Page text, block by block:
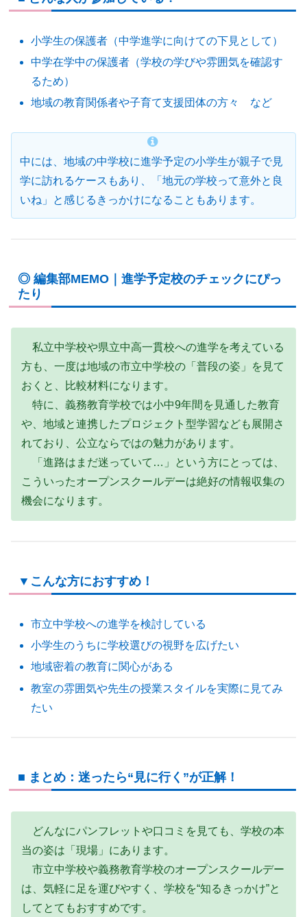
小学生の保護者（中学進学に向けての下見として）
中学在学中の保護者（学校の学びや雰囲気を確認す
るため）
地域の教育関係者や子育て支援団体の方々 など
中には、地域の中学校に進学予定の小学生が親子で見
学に訪れるケースもあり、「地元の学校って意外と良
いね」と感じるきっかけになることもあります。
◎ 編集部MEMO｜進学予定校のチェックにぴっ
たり
私立中学校や県立中高一貫校への進学を考えている
方も、一度は地域の市立中学校の「普段の姿」を見て
おくと、比較材料になります。
特に、義務教育学校では小中9年間を見通した教育
や、地域と連携したプロジェクト型学習なども展開さ
れており、公立ならではの魅力があります。
「進路はまだ迷っていて…」という方にとっては、
こういったオープンスクールデーは絶好の情報収集の
機会になります。
▼こんな方におすすめ！
市立中学校への進学を検討している
小学生のうちに学校選びの視野を広げたい
地域密着の教育に関心がある
教室の雰囲気や先生の授業スタイルを実際に見てみ
たい
■ まとめ：迷ったら“見に行く”が正解！
どんなにパンフレットや口コミを見ても、学校の本
当の姿は「現場」にあります。
市立中学校や義務教育学校のオープンスクールデー
は、気軽に足を運びやすく、学校を“知るきっかけ”と
してとてもおすすめです。